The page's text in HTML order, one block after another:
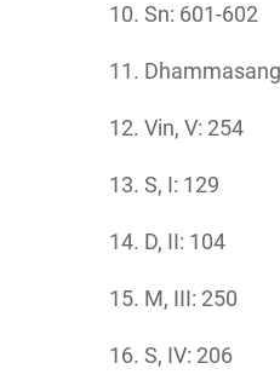
Sn: 601-602
Vin, V: 254
S, I: 129
D, II: 104
M, III: 250
S, IV: 206